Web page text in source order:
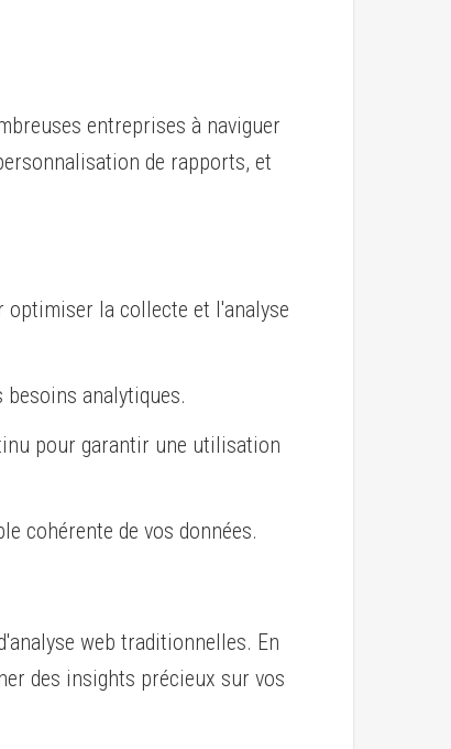
entreprises à naviguer
de rapports, et
optimiser la collecte et l'analyse
analytiques.
pour garantir une utilisation
cohérente de vos données.
web traditionnelles. En
des insights précieux sur vos